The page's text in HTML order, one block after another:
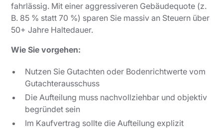
fahrlässig. Mit einer aggressiveren Gebäudequote (z.
B. 85 % statt 70 %) sparen Sie massiv an Steuern über
50+ Jahre Haltedauer.
Wie Sie vorgehen:
Nutzen Sie Gutachten oder Bodenrichtwerte vom
Gutachterausschuss
Die Aufteilung muss nachvollziehbar und objektiv
begründet sein
Im Kaufvertrag sollte die Aufteilung explizit